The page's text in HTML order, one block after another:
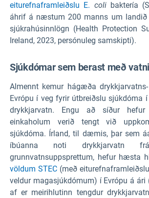
eiturefnaframleiðslu E. colibaktería
áhrif á næstum 200 manns um landið
sjúkrahúsinnlögn (Health Protection
Ireland, 2023, persónuleg samskipti).
Sjúkdómar sem berast með vatni
Almennt kemur hágæða
Evrópu í veg fyrir útbreiðslu sjúkdóma
drykkjarvatn. Engu að síður hefur
einkaholum verið tengt við
sjúkdóma. Írland, til dæmis, þar sem
íbúanna noti drykkjarvatn frá
grunnvatnsuppsprettum, hefur hæsta
völdum STEC (með
veldur magasjúkdómum) í Evrópu á ári
af er meirihlutinn tengdur